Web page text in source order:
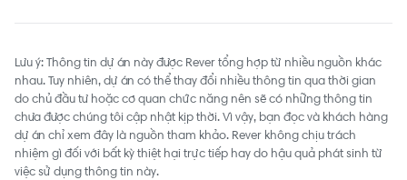
Lưu ý: Thông tin dự án này được Rever tổng hợp từ nhiều nguồn khác
nhau. Tuy nhiên, dự án có thể thay đổi nhiều thông tin qua thời gian
do chủ đầu tư hoặc cơ quan chức năng nên sẽ có những thông tin
chưa được chúng tôi cập nhật kịp thời. Vì vậy, bạn đọc và khách hàng
dự án chỉ xem đây là nguồn tham khảo. Rever không chịu trách
nhiệm gì đối với bất kỳ thiệt hại trực tiếp hay do hậu quả phát sinh từ
việc sử dụng thông tin này.